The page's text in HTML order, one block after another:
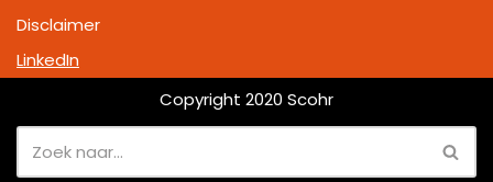
Disclaimer
LinkedIn
Copyright 2020 Scohr